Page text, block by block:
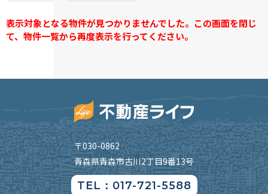
表示対象となる物件が見つかりませんでした。この画面を閉じ
て、物件一覧から再度表示を行ってください。
〒030-0862
青森県青森市古川2丁目9番13号
TEL：017-721-5588